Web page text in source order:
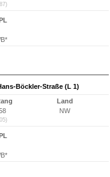
Böckler-Straße (L 1)
Land
NW